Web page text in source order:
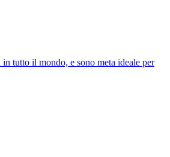
tutto il mondo, e sono meta ideale per